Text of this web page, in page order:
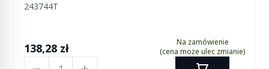
243744T
138,28 zł
Na zamówienie
(cena może ulec zmianie)